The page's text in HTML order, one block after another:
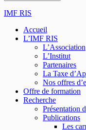
IMF RIS
Accueil
L’IMF RIS
L’Association
L’Institut
Partenaires
La Taxe
Nos offres
Offre de formation
Recherche
Présentation
Publications
Les